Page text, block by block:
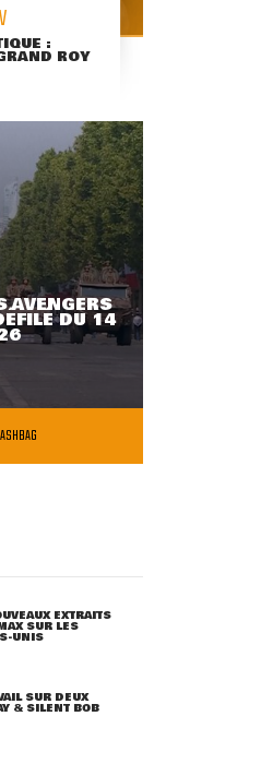
:
ROY
AVENGERS
DU 14
EXTRAITS
SUR LES
UNIS
SUR DEUX
& SILENT BOB